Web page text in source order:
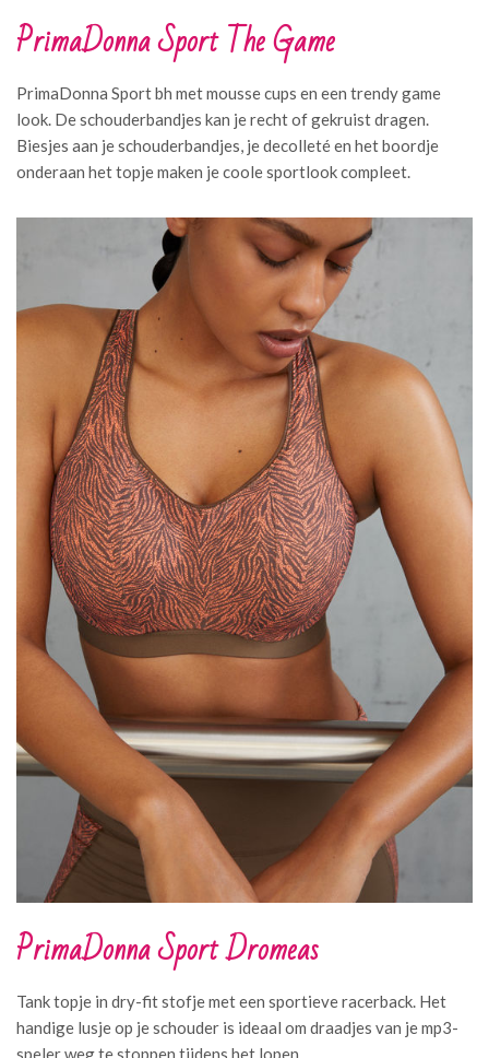
PrimaDonna Sport The Game
PrimaDonna Sport bh met mousse cups en een trendy game
look. De schouderbandjes kan je recht of gekruist dragen.
Biesjes aan je schouderbandjes, je decolleté en het boordje
onderaan het topje maken je coole sportlook compleet.
PrimaDonna Sport Dromeas
Tank topje in dry-fit stofje met een sportieve racerback. Het
handige lusje op je schouder is ideaal om draadjes van je mp3-